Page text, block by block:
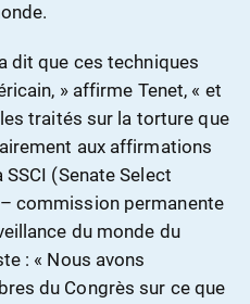
dit que ces techniques
» affirme Tenet, « et
traités sur la torture que
aux affirmations
(Senate Select
commission permanente
du monde du
: « Nous avons
du Congrès sur ce que